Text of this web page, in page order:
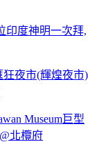
印度神明一次拜,
夜市(輝煌夜市)
Museum巨型
北欖府